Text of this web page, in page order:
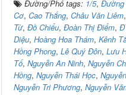
Đường/Phố tags: 1/5, Đường
Cơ, Cao Thắng, Châu Văn Liêm,
Từ, Đồ Chiểu, Đoàn Thị Điểm,
Diệu, Hoàng Hoa Thám, Kênh
Hồng Phong, Lê Quý Đôn, Lưu
Tố, Nguyễn An Ninh, Nguyễn
Hồng, Nguyễn Thái Học,
Nguyễn Tri Phương, Nguyễn